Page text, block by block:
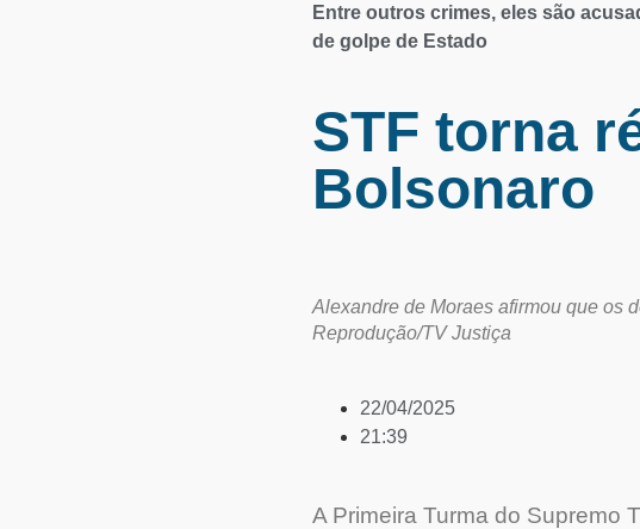
Entre outros crimes, eles são
de golpe de Estado
STF torna
Bolsonaro
Alexandre de Moraes afirmou que os
Reprodução/TV Justiça
22/04/2025
21:39
A Primeira Turma do Supremo